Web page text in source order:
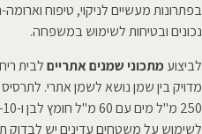
בפתרונות מעשיים לניקוי, טיפוח
נכונים ובטיחות לשימוש במשפחה.
לביצוע מתכוני שמנים אתרייםלבית
מדויק בין שמן נושא לשמן אתרי. לתרסיס
לשימוש על משטחים עדינים יש לבדוק